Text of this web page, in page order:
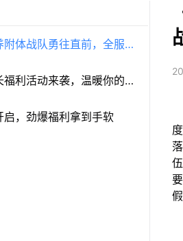
附体战队勇往直前，全服齐
油助威
福利活动来袭，温暖你的冬
启，劲爆福利拿到手软